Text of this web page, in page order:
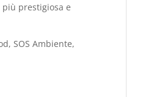
prestigiosa e
SOS Ambiente,